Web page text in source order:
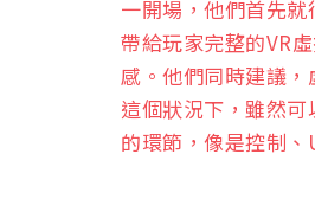
一開場，他們首先
帶給玩家完整的VR
感。他們同時建議
這個狀況下，雖然
的環節，像是控制、